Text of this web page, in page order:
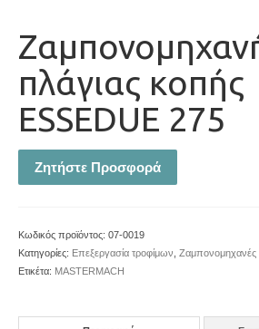
πλάγιας κοπής
ESSEDUE 275
Ζητήστε Προσφορά
Κωδικός προϊόντος: 07-0019
Κατηγορίες: Επεξεργασία τροφίμων Ζαμπονομηχανές
Ετικέτα: MASTERMACH